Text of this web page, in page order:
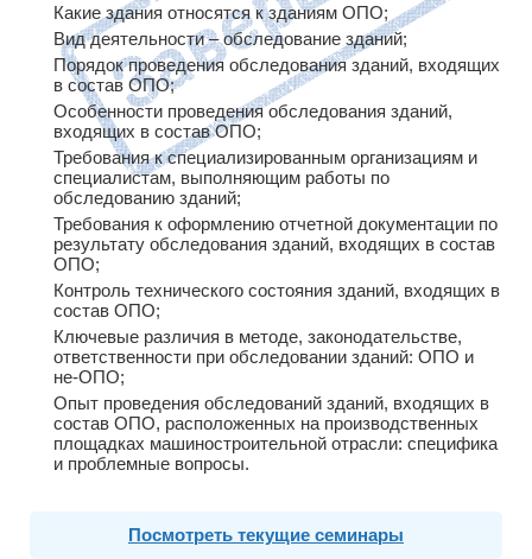
Какие здания относятся к зданиям ОПО;
Вид деятельности – обследование зданий;
Порядок проведения обследования зданий, входящих
в состав ОПО;
Особенности проведения обследования зданий,
входящих в состав ОПО;
Требования к специализированным организациям и
специалистам, выполняющим работы по
обследованию зданий;
Требования к оформлению отчетной документации по
результату обследования зданий, входящих в состав
ОПО;
Контроль технического состояния зданий, входящих в
состав ОПО;
Ключевые различия в методе, законодательстве,
ответственности при обследовании зданий: ОПО и
не-ОПО;
Опыт проведения обследований зданий, входящих в
состав ОПО, расположенных на производственных
площадках машиностроительной отрасли: специфика
и проблемные вопросы.
Посмотреть текущие семинары